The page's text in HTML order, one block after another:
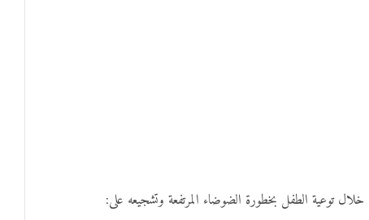
توعية الطفل بخطورة الضوضاء المرتفعة وتشجيعه على: